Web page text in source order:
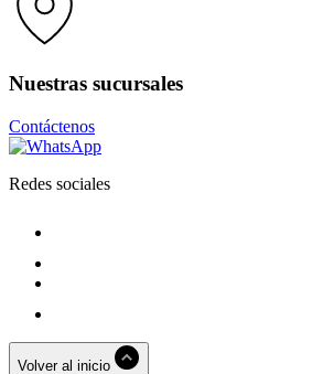
Nuestras sucursales
Contáctenos
Redes sociales
Volver al inicio